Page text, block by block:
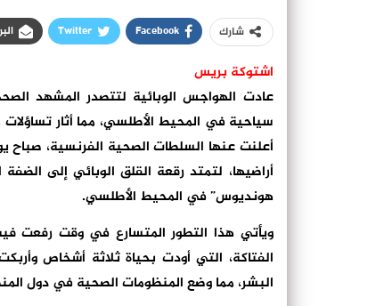
شارك Facebook
Twitter
اشتوكة بريس
عادت الهواجس الوبائية لتتصدر المشهد
سياحية في المحيط الأطلسي، مما أثار
أراضيها، لتمتد رقعة القلق الوبائي إلى
هونديوس” في المحيط الأطلسي.
ويأتي هذا التطور المتسارع في وقت رفعت
الفتاكة، التي أودت بحياة ثلاثة أشخاص
البشر، مما وضع المنظومات الصحية في دول